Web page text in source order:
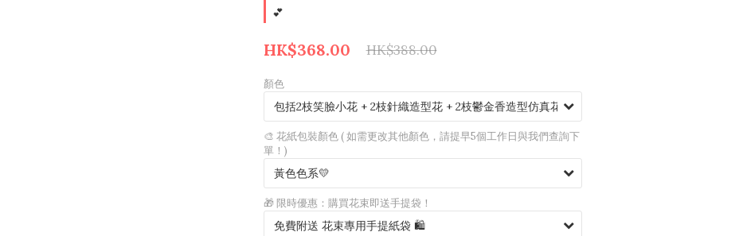
💕
HK$368.00 HK$388.00
顏色
🎨 花紙包裝顏色 ( 如需更改其他顏色，請提早5個工作日與我們查詢下
單！)
🎁 限時優惠：購買花束即送手提袋！